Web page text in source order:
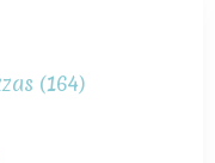
(164)